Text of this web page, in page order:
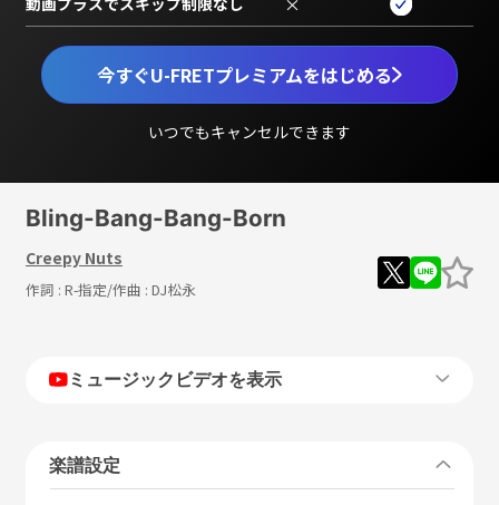
今すぐU-FRETプレミアムをはじめる
いつでもキャンセルできます
Bling-Bang-Bang-Born
Creepy Nuts
作詞 : R-指定/作曲 : DJ松永
ミュージックビデオを表示
楽譜設定